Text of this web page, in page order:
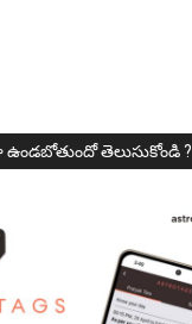
తెలుసుకోండి ?